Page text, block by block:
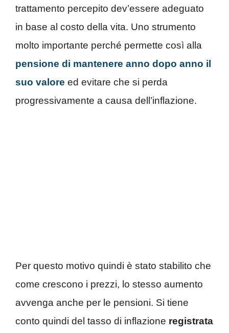
trattamento percepito dev’essere adeguato
in base al costo della vita. Uno strumento
molto importante perché permette così alla
pensione di mantenere anno dopo anno il
suo valore ed evitare che si perda
progressivamente a causa dell’inflazione.
Per questo motivo quindi è stato stabilito che
come crescono i prezzi, lo stesso aumento
avvenga anche per le pensioni. Si tiene
conto quindi del tasso di inflazione registrata